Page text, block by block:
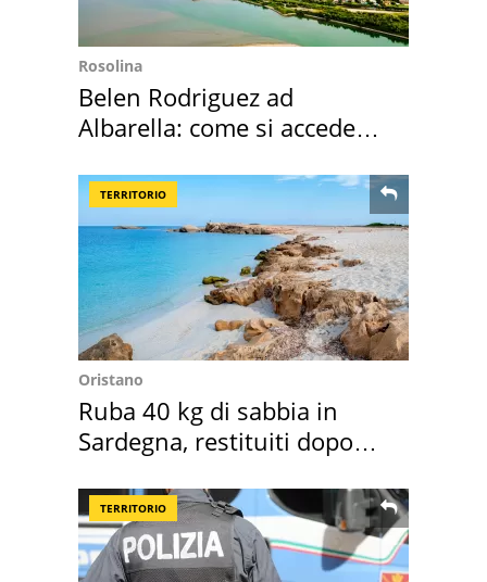
Rosolina
Belen Rodriguez ad
Albarella: come si accede
TERRITORIO
Oristano
Ruba 40 kg di sabbia in
Sardegna, restituiti dopo
TERRITORIO